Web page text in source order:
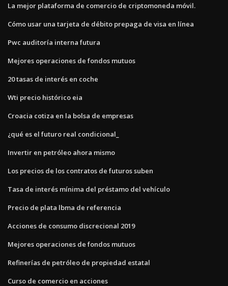
La mejor plataforma de comercio de criptomoneda móvil.
Cómo usar una tarjeta de débito prepaga de visa en línea
Pwc auditoría interna futura
Mejores operaciones de fondos mutuos
20 tasas de interés en coche
Wti precio histórico eia
Croacia cotiza en la bolsa de empresas
¿qué es el futuro real condicional_
Invertir en petróleo ahora mismo
Los precios de los contratos de futuros suben
Tasa de interés mínima del préstamo del vehículo
Precio de plata lbma de referencia
Acciones de consumo discrecional 2019
Mejores operaciones de fondos mutuos
Refinerías de petróleo de propiedad estatal
Curso de comercio en acciones